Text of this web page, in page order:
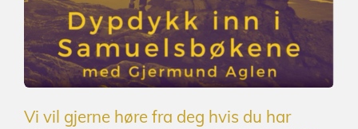
Vi vil gjerne høre fra deg hvis du har